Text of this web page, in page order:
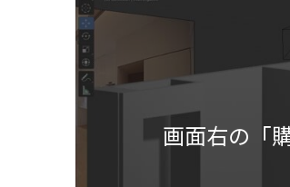
画面右の「